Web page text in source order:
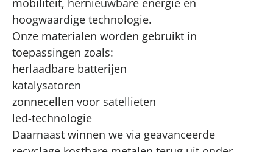
hoogwaardige technologie.
Onze materialen worden gebruikt in
toepassingen zoals:
herlaadbare batterijen
katalysatoren
zonnecellen voor satellieten
led-technologie
Daarnaast winnen we via geavanceerde